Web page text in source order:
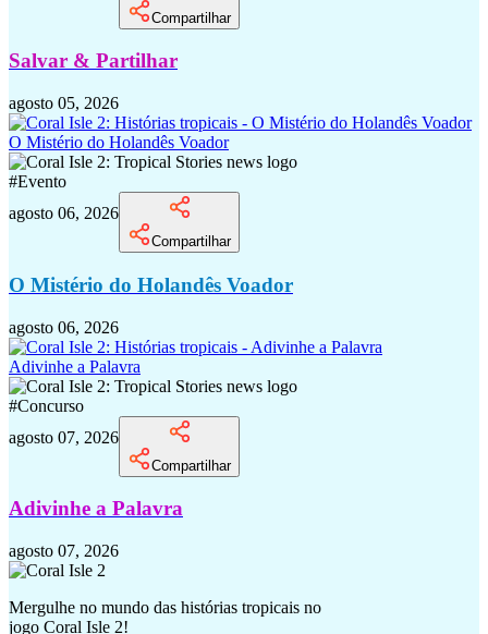
Compartilhar
Salvar & Partilhar
agosto 05, 2026
O Mistério do Holandês Voador
#Evento
agosto 06, 2026
Compartilhar
O Mistério do Holandês Voador
agosto 06, 2026
Adivinhe a Palavra
#Concurso
agosto 07, 2026
Compartilhar
Adivinhe a Palavra
agosto 07, 2026
Mergulhe no mundo das histórias tropicais no
jogo Coral Isle 2!